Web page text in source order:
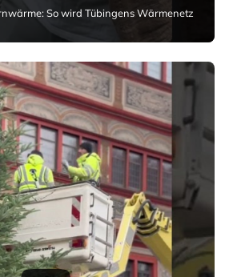
So wird Tübingens Wärmenetz